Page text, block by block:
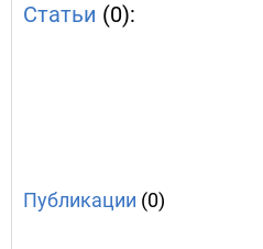
Статьи (0):
Публикации (0)